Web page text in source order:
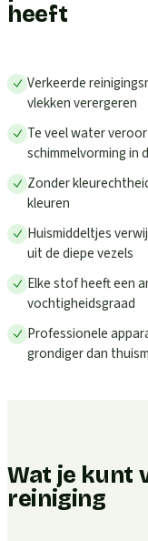
heeft
Verkeerde
vlekken verergeren
Te veel water
schimmelvorming in
Zonder
kleuren
Huismiddeltjes
uit de diepe vezels
Elke stof heeft een
vochtigheidsgraad
Professionele
grondiger dan
Wat je kunt
reiniging